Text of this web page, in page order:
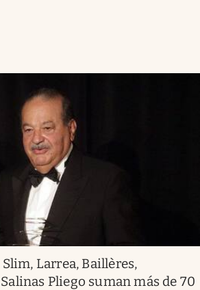
Slim, Larrea, Baillères,
Pliego suman más de 70